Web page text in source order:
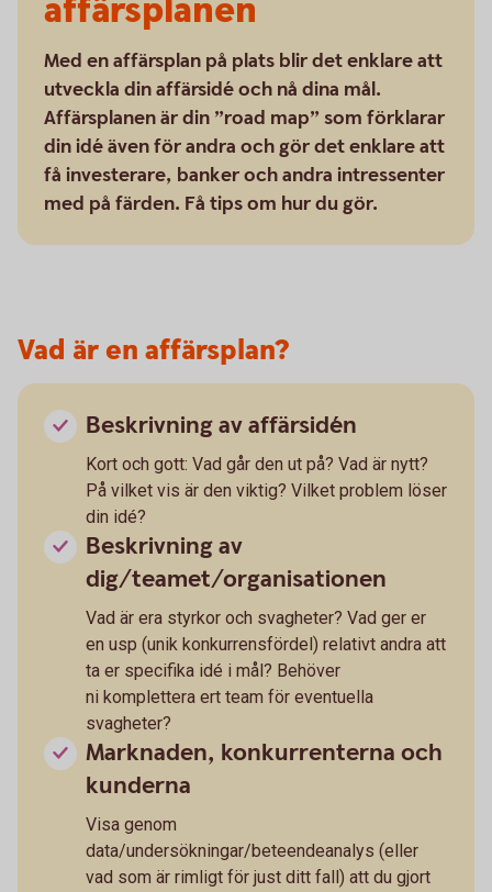
affärsplanen
Med en affärsplan på plats blir det enklare att
utveckla din affärsidé och nå dina mål.
Affärsplanen är din ”road map” som förklarar
din idé även för andra och gör det enklare att
få investerare, banker och andra intressenter
med på färden. Få tips om hur du gör.
Vad är en affärsplan?
Beskrivning av affärsidén
Kort och gott: Vad går den ut på? Vad är nytt?
På vilket vis är den viktig? Vilket problem löser
din idé?
Beskrivning av
dig/teamet/organisationen
Vad är era styrkor och svagheter? Vad ger er
en usp (unik konkurrensfördel) relativt andra att
ta er specifika idé i mål? Behöver
ni komplettera ert team för eventuella
svagheter?
Marknaden, konkurrenterna och
kunderna
Visa genom
data/undersökningar/beteendeanalys (eller
vad som är rimligt för just ditt fall) att du gjort